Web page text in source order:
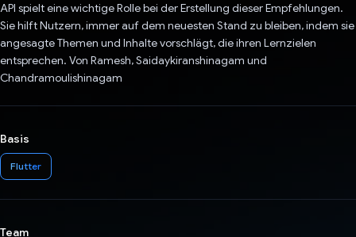
API spielt eine wichtige Rolle bei der Erstellung dieser Empfehlungen.
Sie hilft Nutzern, immer auf dem neuesten Stand zu bleiben, indem sie
angesagte Themen und Inhalte vorschlägt, die ihren Lernzielen
entsprechen. Von Ramesh, Saidaykiranshinagam und
Chandramoulishinagam
Basis
Flutter
Team